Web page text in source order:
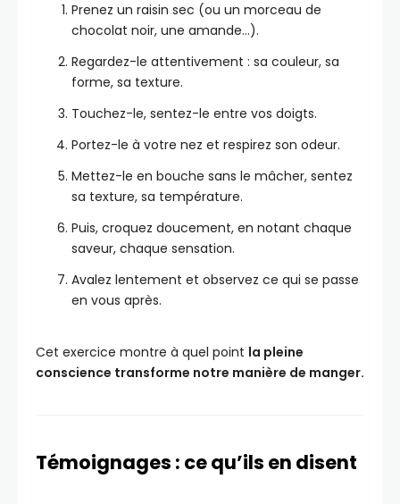
Prenez un raisin sec (ou un morceau de
chocolat noir, une amande…).
Regardez-le attentivement : sa couleur, sa
forme, sa texture.
Touchez-le, sentez-le entre vos doigts.
Portez-le à votre nez et respirez son odeur.
Mettez-le en bouche sans le mâcher, sentez
sa texture, sa température.
Puis, croquez doucement, en notant chaque
saveur, chaque sensation.
Avalez lentement et observez ce qui se passe
en vous après.
Cet exercice montre à quel point la pleine
conscience transforme notre manière de manger.
Témoignages : ce qu’ils en disent